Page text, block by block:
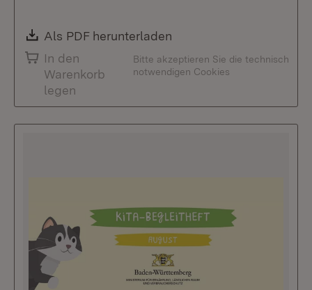
Download:
Als PDF herunterladen
In den
Warenkorb
legen
Bitte akzeptieren Sie die technisch
notwendigen Cookies